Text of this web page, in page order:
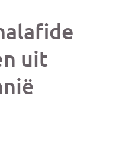
bericht
op
uit